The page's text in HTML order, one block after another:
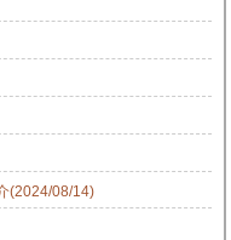
(2024/08/14)